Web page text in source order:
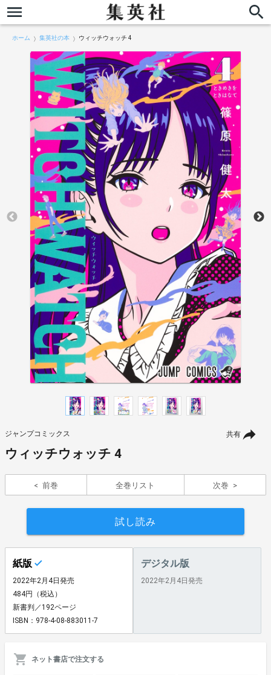
ホーム 集英社の本 ウィッチウォッチ 4
共有
ジャンプコミックス
ウィッチウォッチ 4
前巻 全巻リスト 次巻
試し読み
紙版
2022年2月4日発売
484円（税込）
新書判／192ページ
ISBN：978-4-08-883011-7
デジタル版
2022年2月4日発売
ネット書店で注文する